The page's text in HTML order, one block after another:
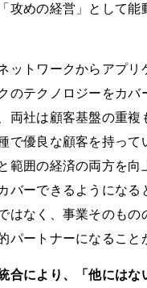
攻めの経営」として能
ットワークからアプリ
のテクノロジーをカバ
両社は顧客基盤の重複
で優良な顧客を持って
範囲の経済の両方を向
バーできるようになる
はなく、事業そのもの
パートナーになること
により、「他にはな